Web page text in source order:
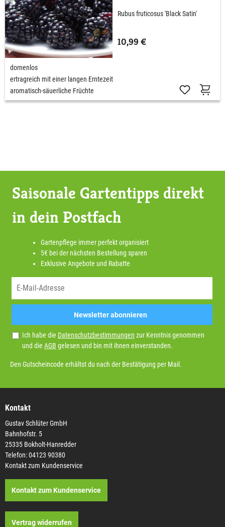
Rubus fruticosus 'Black Satin'
10,99 €
dornenlos
ertragreich mit einer langen Erntezeit
aromatisch-säuerliche Früchte
Saisonale Gartentipps direkt
in dein Postfach
Gartenpflege immer perfekt organisiert
5€ bei der nächsten Bestellung sparen
Exklusive Angebote und Rabatte
Newsletter abonnieren
Ich habe die Datenschutzbestimmungen zur Kenntnis genommen
und die AGB gelesen und bin mit ihnen einverstanden.
Den Gutscheincode erhältst du nach der Bestätigung per Mail.
Kontakt
Gustav Schlüter GmbH
Bahnhofstr. 5
25335 Bokholt-Hanredder
Telefon: 04123 90380
Kontakt zum Kundenservice
Kontakt zum Kundenservice
Vertrag widerrufen